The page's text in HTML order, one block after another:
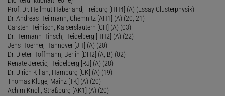
Prof. Dr. Hellmut Haberland, Freiburg [HH4] (A) (Essay Clusterphysik)
Dr. Andreas Heilmann, Chemnitz [AH1] (A) (20, 21)
Carsten Heinisch, Kaiserslautern [CH] (A) (03)
Dr. Hermann Hinsch, Heidelberg [HH2] (A) (22)
Jens Hoerner, Hannover [JH] (A) (20)
Dr. Dieter Hoffmann, Berlin [DH2] (A, B) (02)
Renate Jerecic, Heidelberg [RJ] (A) (28)
Dr. Ulrich Kilian, Hamburg [UK] (A) (19)
Thomas Kluge, Mainz [TK] (A) (20)
Achim Knoll, Straßburg [AK1] (A) (20)